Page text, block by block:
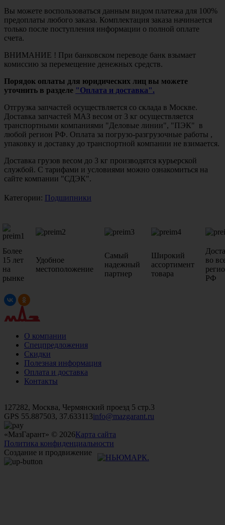
Вы можете воспользоваться данным видом платежа для 100%
предоплаты любого заказа. Комплектация заказа начинается
только после поступления информации о полной оплате
счета.
ВНИМАНИЕ ! При банковском переводе банк взымает
комиссию за перемещение денежных средств.
Порядок оплаты для юридических лиц вы можете
уточнить в разделе "Оплата и доставка".
Отгрузка запчастей осуществляется со склада в Москве.
Доставка запчастей МАЗ весом от 3 кг осуществляется
транспортными компаниями "Деловые линии", "ПЭК" в
любой регион РФ. Оплата за погрузо-разгрузочные работы ,
упаковку и доставку до транспортной компании не взимается.
Доставка грузов весом до 3 кг производятся курьерской
службой. С тарифами и условиями можно ознакомиться на
сайте компании "СДЭК".
Категории: Подшипники
Более
15 лет
на
рынке
Удобное
местоположение
Самый
надежный
партнер
Широкий
ассортимент
товара
во
РФ
О компании
Спецпредложения
Скидки
Полезная информация
Оплата и доставка
Контакты
127282, Москва, Чермянский проезд 5 стр.3
GPS 55.887503, 37.633113info@mazgarant.ru
«МазГарант» © 2026Карта сайта
Политика конфиденциальности
Создание и продвижение